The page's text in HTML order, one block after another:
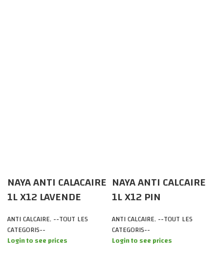
NAYA ANTI CALACAIRE
1L X12 LAVENDE
ANTI CALCAIRE, --TOUT LES
CATEGORIS--
Login to see prices
NAYA ANTI CALCAIRE
1L X12 PIN
ANTI CALCAIRE, --TOUT LES
CATEGORIS--
Login to see prices